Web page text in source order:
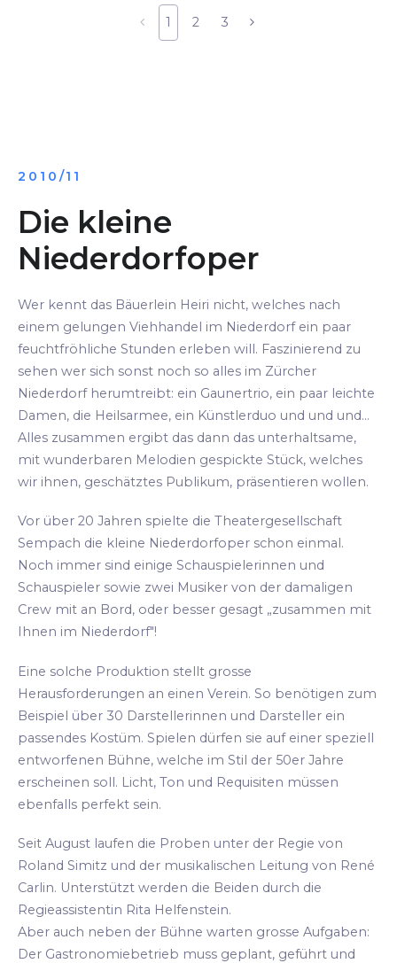
1 2 3
2010/11
Die kleine
Niederdorfoper
Wer kennt das Bäuerlein Heiri nicht, welches nach
einem gelungen Viehhandel im Niederdorf ein paar
feuchtfröhliche Stunden erleben will. Faszinierend zu
sehen wer sich sonst noch so alles im Zürcher
Niederdorf herumtreibt: ein Gaunertrio, ein paar leichte
Damen, die Heilsarmee, ein Künstlerduo und und und...
Alles zusammen ergibt das dann das unterhaltsame,
mit wunderbaren Melodien gespickte Stück, welches
wir ihnen, geschätztes Publikum, präsentieren wollen.
Vor über 20 Jahren spielte die Theatergesellschaft
Sempach die kleine Niederdorfoper schon einmal.
Noch immer sind einige Schauspielerinnen und
Schauspieler sowie zwei Musiker von der damaligen
Crew mit an Bord, oder besser gesagt „zusammen mit
Ihnen im Niederdorf"!
Eine solche Produktion stellt grosse
Herausforderungen an einen Verein. So benötigen zum
Beispiel über 30 Darstellerinnen und Darsteller ein
passendes Kostüm. Spielen dürfen sie auf einer speziell
entworfenen Bühne, welche im Stil der 50er Jahre
erscheinen soll. Licht, Ton und Requisiten müssen
ebenfalls perfekt sein.
Seit August laufen die Proben unter der Regie von
Roland Simitz und der musikalischen Leitung von René
Carlin. Unterstützt werden die Beiden durch die
Regieassistentin Rita Helfenstein.
Aber auch neben der Bühne warten grosse Aufgaben:
Der Gastronomiebetrieb muss geplant, geführt und